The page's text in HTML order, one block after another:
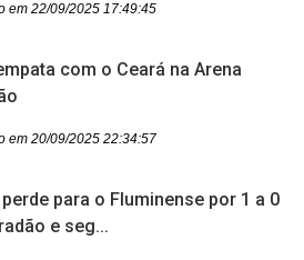
em 22/09/2025 17:49:45
com o Ceará na Arena
em 20/09/2025 22:34:57
para o Fluminense por 1 a 0
e seg...